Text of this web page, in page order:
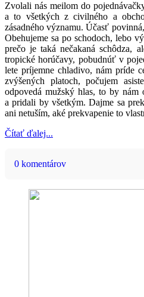
Zvolali nás meilom do
a to všetkých z civilného a
zásadného významu. Účasť
Obehujeme sa po schodoch, lebo
prečo je taká nečakaná schôdza,
tropické horúčavy, pobudnúť v
lete príjemne chladivo, nám príde
zvýšených platoch, počujem
odpovedá mužský hlas, to by
a pridali by všetkým. Dajme sa
ani netuším, aké prekvapenie to
Čítať ďalej...
0 komentárov